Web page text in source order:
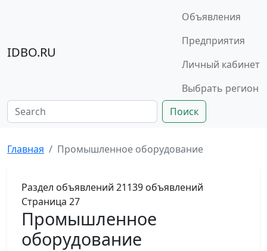
IDBO.RU
Объявления
Предприятия
Личный кабинет
Выбрать регион
Поиск
Главная Промышленное оборудование
Раздел объявлений 21139 объявлений
Страница 27
Промышленное
оборудование